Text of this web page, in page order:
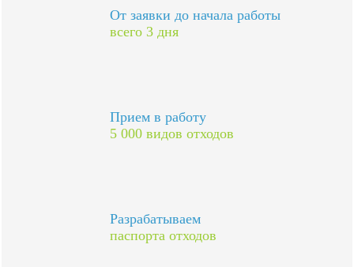
От заявки до начала работы
всего 3 дня
Прием в работу
5 000 видов отходов
Разрабатываем
паспорта отходов